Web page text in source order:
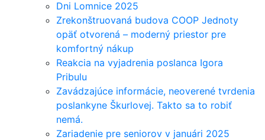
Dni Lomnice 2025
Zrekonštruovaná budova COOP Jednoty
opäť otvorená – moderný priestor pre
komfortný nákup
Reakcia na vyjadrenia poslanca Igora
Pribulu
Zavádzajúce informácie, neoverené tvrdenia
poslankyne Škurlovej. Takto sa to robiť
nemá.
Zariadenie pre seniorov v januári 2025